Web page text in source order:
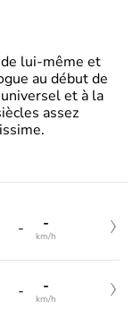
lui-même et
au début de
et à la
assez
- -
km/h
- -
km/h